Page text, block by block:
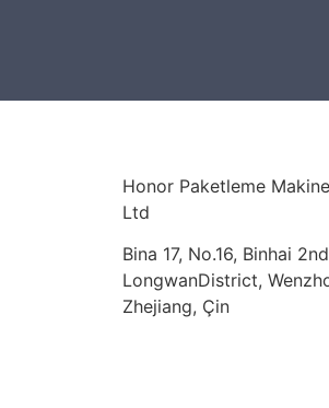
Honor Paketleme
Ltd
Bina 17, No.16, Binhai
LongwanDistrict,
Zhejiang, Çin